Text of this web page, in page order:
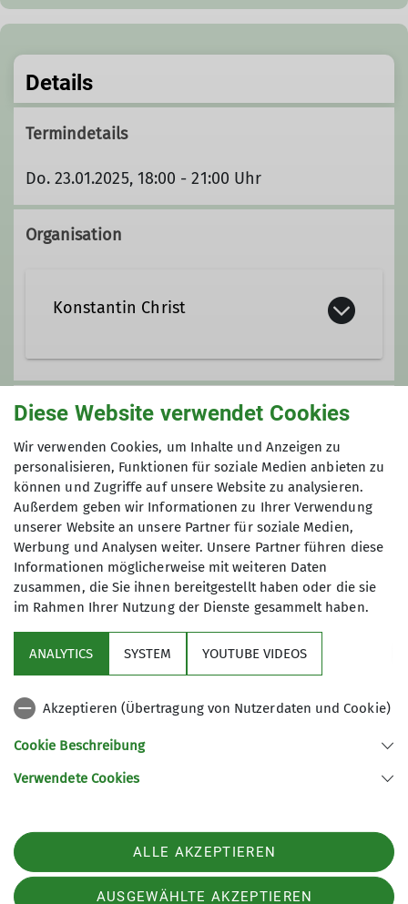
Details
Termindetails
Do. 23.01.2025, 18:00 - 21:00 Uhr
Organisation
Konstantin Christ
KonstantinChrist@t-online.de
Qualifikationen
Kletterbetreuer*in Breitensport
Unsere Veranstaltungsorte
Nordwand
James-Franck-Ring 1b
37077 Göttingen
Sektion
Aktuelles
Sektion Göttingen des Deutschen Alpenvereins e.V.
Kurze Straße 16
37073 Göttingen
Telefon +4955143815
Diese Website verwendet Cookies
Wir verwenden Cookies, um Inhalte und Anzeigen zu
personalisieren, Funktionen für soziale Medien anbieten zu
können und Zugriffe auf unsere Website zu analysieren.
Außerdem geben wir Informationen zu Ihrer Verwendung
unserer Website an unsere Partner für soziale Medien,
Werbung und Analysen weiter. Unsere Partner führen diese
Informationen möglicherweise mit weiteren Daten
zusammen, die Sie ihnen bereitgestellt haben oder die sie
im Rahmen Ihrer Nutzung der Dienste gesammelt haben.
ANALYTICS SYSTEM YOUTUBE VIDEOS
Akzeptieren (Übertragung von Nutzerdaten und Cookie)
Cookie Beschreibung
Verwendete Cookies
ALLE AKZEPTIEREN
AUSGEWÄHLTE AKZEPTIEREN